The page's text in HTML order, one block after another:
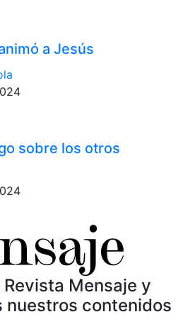
a Jesús
sobre los otros
Mensaje y
nuestros contenidos